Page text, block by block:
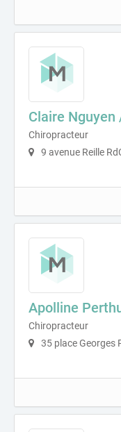
Claire Nguyen
Chiropracteur
9 avenue Reille
Apolline
Chiropracteur
35 place Georges